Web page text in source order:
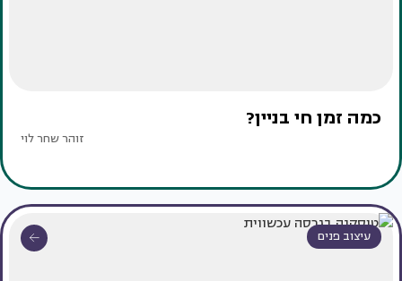
כמה זמן חי בניין?
זוהר שחר לוי
עיצוב פנים